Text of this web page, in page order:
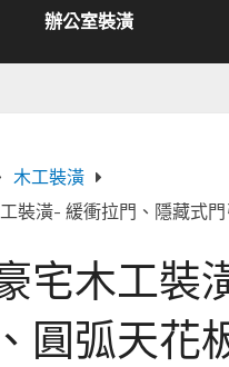
辦公室裝潢
木工裝潢
裝潢- 緩衝拉門、隱藏式
宅木工裝
圓弧天花